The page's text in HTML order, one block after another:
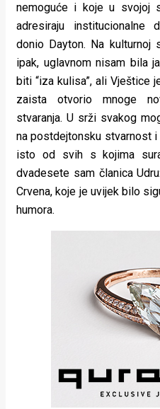
nemoguće i koje u svojoj
adresiraju institucionalne
donio Dayton. Na kulturnoj
ipak, uglavnom nisam bila
biti “iza kulisa”, ali Vještice
zaista otvorio mnoge
stvaranja. U srži svakog
na postdejtonsku stvarnost
isto od svih s kojima
dvadesete sam članica
Crvena, koje je uvijek bilo
humora.